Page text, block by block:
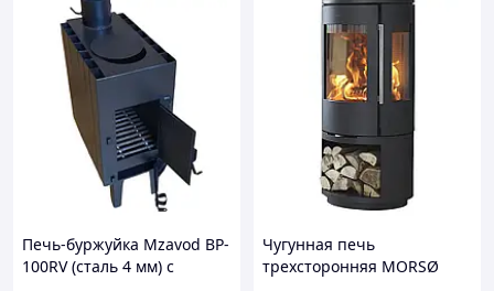
Печь-буржуйка Mzavod BP-
100RV (сталь 4 мм) с
Чугунная печь
трехсторонняя MORSØ